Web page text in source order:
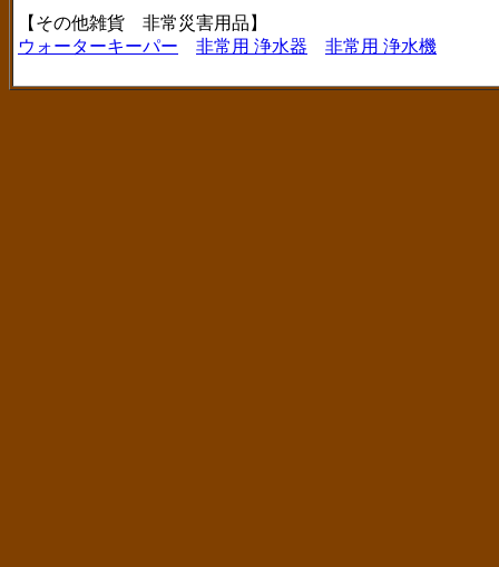
【その他雑貨 非常災害用品】
ウォーターキーパー
非常用 浄水器 非常用 浄水機